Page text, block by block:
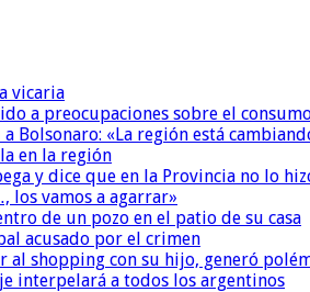
vicaria
a preocupaciones sobre el
«La región está
en la región
y dice que en la Provincia no lo
los vamos a agarrar»
de un pozo en el patio de su casa
acusado por el crimen
shopping con su hijo, generó
interpelará a todos los argentinos